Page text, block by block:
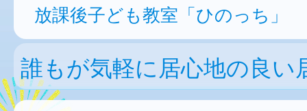
放課後子ども教室「ひのっち」
誰もが気軽に居心地の良い